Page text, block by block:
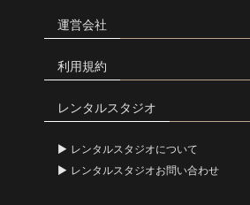
運営会社
利用規約
レンタルスタジオ
レンタルスタジオについて
レンタルスタジオお問い合わせ